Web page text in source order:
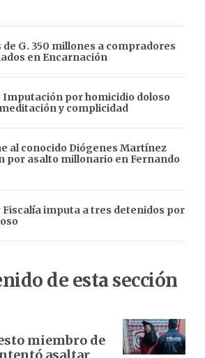
de G. 350 millones a compradores
en Encarnación
Imputación por homicidio doloso
y complicidad
al conocido Diógenes Martínez
por asalto millonario en Fernando
Fiscalía imputa a tres detenidos por
de esta sección
miembro de